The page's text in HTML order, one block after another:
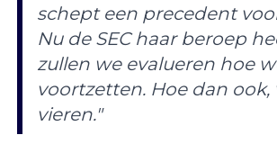
schept een precedent
Nu de SEC haar beroep
zullen we evalueren hoe
voortzetten. Hoe dan
vieren."